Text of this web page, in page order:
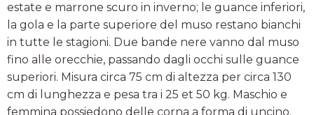
estate e marrone scuro in inverno; le guance inferiori,
la gola e la parte superiore del muso restano bianchi
in tutte le stagioni. Due bande nere vanno dal muso
fino alle orecchie, passando dagli occhi sulle guance
superiori. Misura circa 75 cm di altezza per circa 130
cm di lunghezza e pesa tra i 25 et 50 kg. Maschio e
femmina possiedono delle corna a forma di uncino.